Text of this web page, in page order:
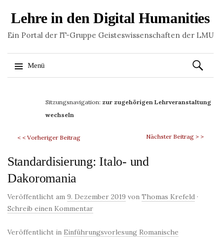
Lehre in den Digital Humanities
Ein Portal der IT-Gruppe Geisteswissenschaften der LMU
Menü
Suchen
nach:
Sitzungsnavigation: zur zugehörigen Lehrveranstaltung
wechseln
< < Vorheriger Beitrag Nächster Beitrag > >
Standardisierung: Italo- und
Dakoromania
Veröffentlicht am 9. Dezember 2019 von Thomas Krefeld ·
Schreib einen Kommentar
Veröffentlicht in Einführungsvorlesung Romanische